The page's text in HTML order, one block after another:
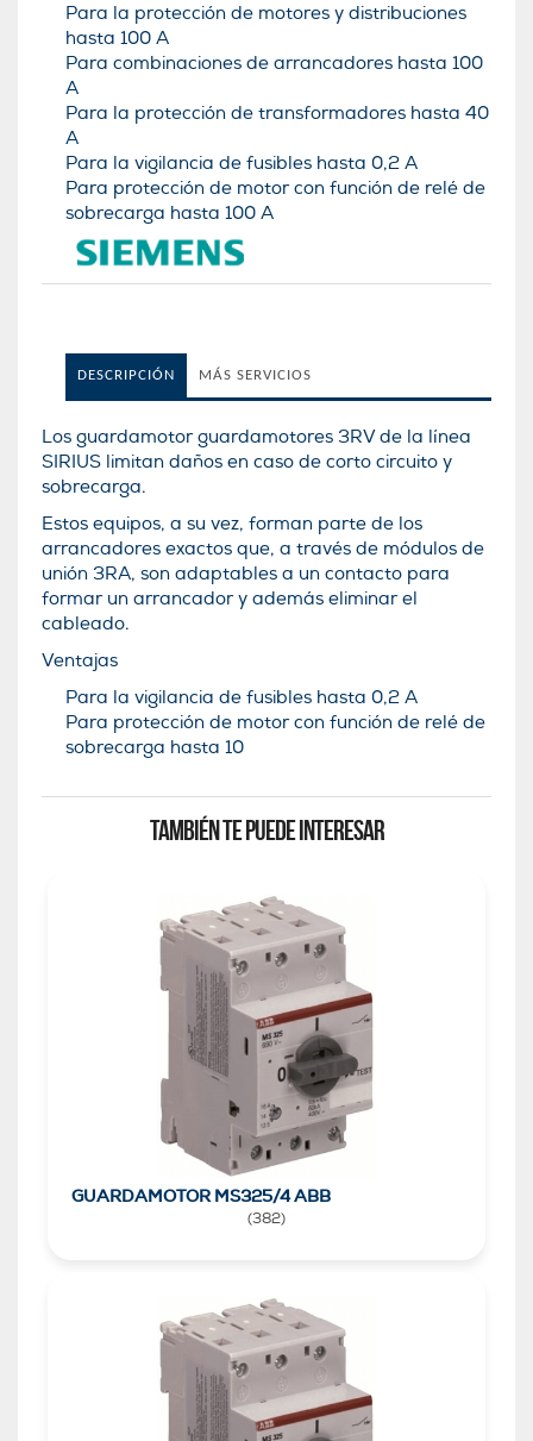
Para la protección de motores y distribuciones
hasta 100 A
Para combinaciones de arrancadores hasta 100
A
Para la protección de transformadores hasta 40
A
Para la vigilancia de fusibles hasta 0,2 A
Para protección de motor con función de relé de
sobrecarga hasta 100 A
DESCRIPCIÓN MÁS SERVICIOS
Los guardamotor guardamotores 3RV de la lí­nea
SIRIUS limitan daños en caso de corto circuito y
sobrecarga.
Estos equipos, a su vez, forman parte de los
arrancadores exactos que, a través de módulos de
unión 3RA, son adaptables a un contacto para
formar un arrancador y además eliminar el
cableado.
Ventajas
Para la vigilancia de fusibles hasta 0,2 A
Para protección de motor con función de relé de
sobrecarga hasta 10
TAMBIÉN TE PUEDE INTERESAR
GUARDAMOTOR MS325/4 ABB
(382)